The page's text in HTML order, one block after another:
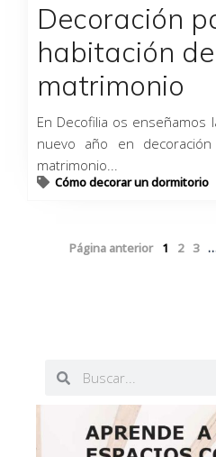
Decoración
habitación de
matrimonio
En Decofilia os enseñamos
nuevo año en
matrimonio...
Cómo decorar un dormitorio
Página anterior 1 2 3